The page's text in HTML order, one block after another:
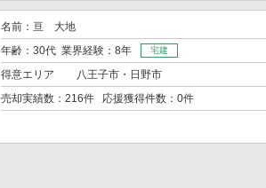
名前：亘 大地
年齢：30代 業界経験：8年
宅建
得意エリア
八王子市・日野市
売却実績数：216件 応援獲得件数：0件